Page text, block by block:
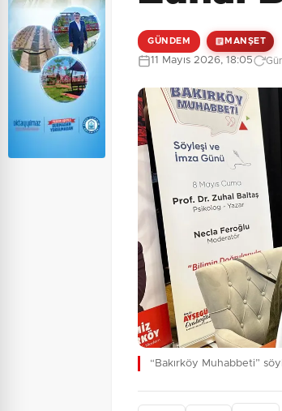
GÜNDEM MANŞET
11 Mayıs 2026, 18:05
“Bakırköy Muhabbeti”